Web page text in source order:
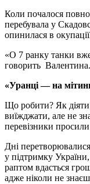
Коли почалося
перебувала у
опинилася в
«О 7 ранку танки
говорить Валентина.
«Уранці — на
Що робити? Як діяти
виїжджати, але не
перевізники
Дні
у підтримку
раптом вдасться
адже ніколи не